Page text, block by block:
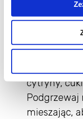
Krok 2:
Przetrzyj
aby uzyskać
Dodaj do
cytryny,
Podgrzewaj
mieszając,